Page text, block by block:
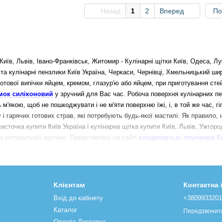
Львів, Івано-Франківськ, Житомир - Кулінарні щітки Київ, Одеса,
кулінарні пензлики Київ Україна, Черкаси, Чернівці, Хмельницький
випічки яйцем, кремом, глазур'ю або яйцем, при приготування
силіконовий у зручний для Вас час. Робоча поверхня кулінарних
щоб не пошкоджувати і не м'яти поверхню їжі, і, в той же час,
і гарячих готових страв, які потребують будь-якої мастилі. Як
купити Київ Україна і кулінарна щітка купити Київ, Львів,
натуральної щетини. Представлені на сайті кондитерські плунжери
в тому числі і термостійких, металу, дерева - головне, щоб ручка
десерт або приготувати соус, кулінарна щітка купити
приготуванням і для нанесення на різні страви і продукти масла,
Назад 1 2 Вперед
Клієнтам
Вхід до кабінету
Каталог
Контактна